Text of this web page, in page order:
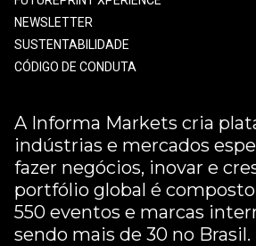
NEWSLETTER
SUSTENTABILIDADE
CÓDIGO DE CONDUTA
A Informa Markets cria
indústrias e mercados
fazer negócios, inovar e
portfólio global é
550 eventos e marcas
sendo mais de 30 no Brasil.